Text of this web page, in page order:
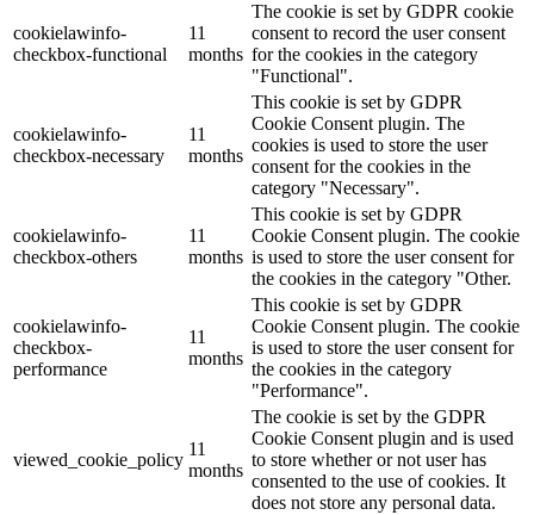
cookielawinfo-
checkbox-functional
11
months
The cookie is set by GDPR cookie
consent to record the user consent
for the cookies in the category
"Functional".
cookielawinfo-
checkbox-necessary
11
months
This cookie is set by GDPR
Cookie Consent plugin. The
cookies is used to store the user
consent for the cookies in the
category "Necessary".
cookielawinfo-
checkbox-others
11
months
This cookie is set by GDPR
Cookie Consent plugin. The cookie
is used to store the user consent for
the cookies in the category "Other.
cookielawinfo-
checkbox-
performance
11
months
This cookie is set by GDPR
Cookie Consent plugin. The cookie
is used to store the user consent for
the cookies in the category
"Performance".
viewed_cookie_policy
11
months
The cookie is set by the GDPR
Cookie Consent plugin and is used
to store whether or not user has
consented to the use of cookies. It
does not store any personal data.